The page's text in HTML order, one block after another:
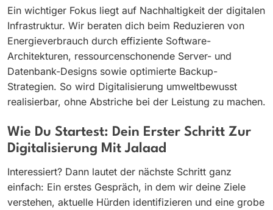
Ein wichtiger Fokus liegt auf Nachhaltigkeit der digitalen
Infrastruktur. Wir beraten dich beim Reduzieren von
Energieverbrauch durch effiziente Software-
Architekturen, ressourcenschonende Server- und
Datenbank-Designs sowie optimierte Backup-
Strategien. So wird Digitalisierung umweltbewusst
realisierbar, ohne Abstriche bei der Leistung zu machen.
Wie Du Startest: Dein Erster Schritt Zur
Digitalisierung Mit Jalaad
Interessiert? Dann lautet der nächste Schritt ganz
einfach: Ein erstes Gespräch, in dem wir deine Ziele
verstehen, aktuelle Hürden identifizieren und eine grobe